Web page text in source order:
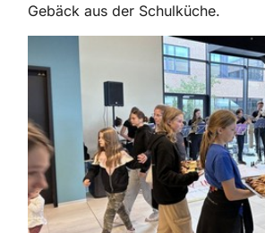
Gebäck aus der Schulküche.